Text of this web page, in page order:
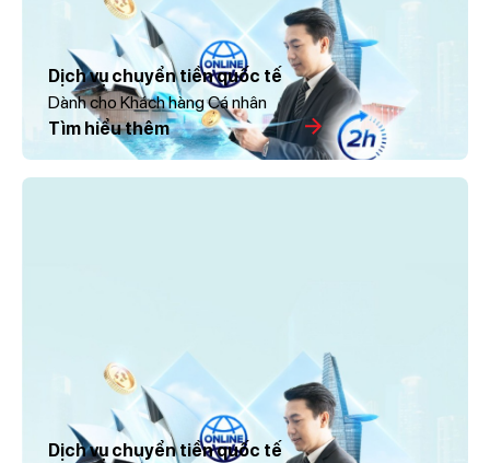
Dịch vụ chuyển tiền quốc tế
Dành cho Khách hàng Cá nhân
Tìm hiểu thêm
Dịch vụ chuyển tiền quốc tế